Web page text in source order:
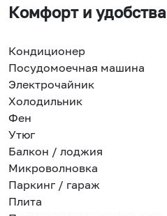
Комфорт и удобства
Кондиционер
Посудомоечная машина
Электрочайник
Холодильник
Фен
Утюг
Балкон / лоджия
Микроволновка
Паркинг / гараж
Плита